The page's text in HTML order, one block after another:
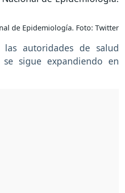
de Epidemiología. Foto: Twitter
autoridades de salud
sigue expandiendo en